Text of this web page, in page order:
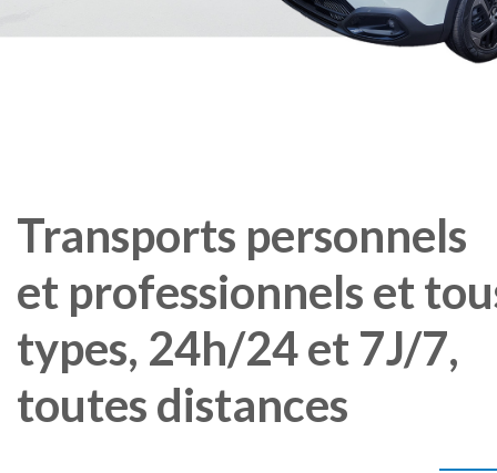
Transports personnels
et professionnels et
types, 24h/24et 7J/7,
toutes distances